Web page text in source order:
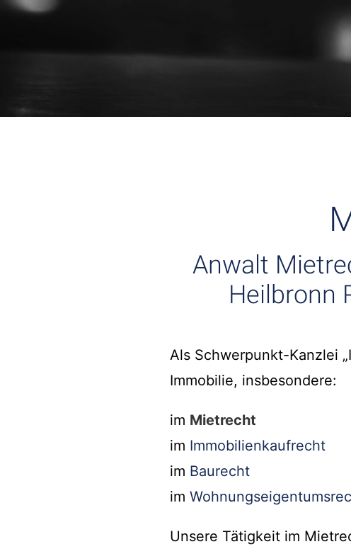
Anwalt
Heilbronn
Als Schwerpunkt-Kanzlei
Immobilie, insbesondere:
im Mietrecht
im Immobilienkaufrecht
im Baurecht
im
Unsere Tätigkeit im